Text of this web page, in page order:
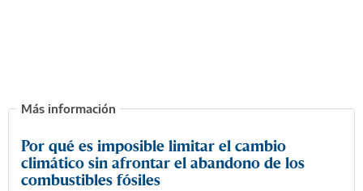
Por qué es imposible limitar el cambio
climático sin afrontar el abandono de los
combustibles fósiles